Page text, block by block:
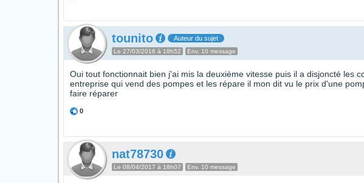
tounito Auteur du sujet
Le 27/03/2016 à 18h52 Env. 10 message
Oui tout fonctionnait bien j'ai mis la deuxième vitesse puis il a disjoncté les
entreprise qui vend des pompes et les répare il mon dit vu le prix d'une
faire réparer
0
nat78730
Le 08/04/2017 à 18h07 Env. 10 message